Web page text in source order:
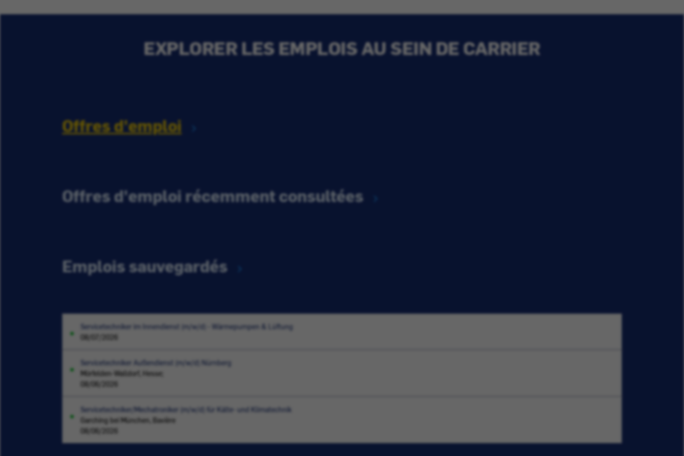
EXPLORER LES EMPLOIS AU SEIN DE CARRIER
Offres d'emploi
Offres d'emploi récemment consultées
Emplois sauvegardés
Servicetechniker im Innendienst (m/w/d) - Wärmepumpen & Lüftung
08/07/2026
Servicetechniker Außendienst (m/w/d) Nürnberg
Mörfelden-Walldorf, Hesse;
08/06/2026
Servicetechniker/Mechatroniker (m/w/d) für Kälte- und Klimatechnik
Garching bei München, Bavière
08/06/2026